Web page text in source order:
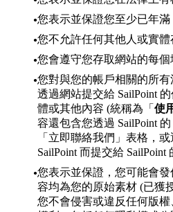
您表示並保證您至少已年滿
您不允許任何其他人或實體
您會遵守您存取網站的每個
您對與您的帳戶相關的所
透過網站提交給 SailPoint
體或其他內容 (統稱為「 使
容還包含您透過 SailPoint
「立即聯絡我們」表格，
SailPoint 而提交給 SailPoint
您表示並保證，您可能會
容均為您的原始素材 (已獲
您不會侵害或違反任何版